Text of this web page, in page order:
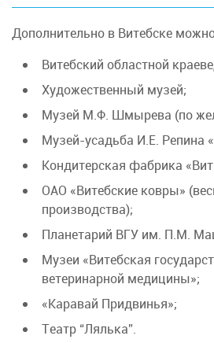
Дополнительно в Витебске
Витебский областной
Художественный музей;
Музей М.Ф. Шмырева (по
Музей-усадьба И.Е. Репина
Кондитерская фабрика
ОАО «Витебские ковры»
производства);
Планетарий ВГУ им. П.М.
Музеи «Витебская
ветеринарной медицины»;
«Каравай Придвинья»;
Театр “Лялька”.